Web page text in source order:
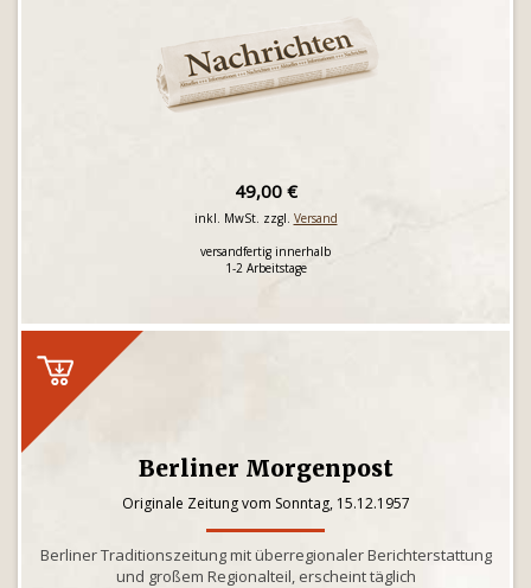
49,00 €
inkl. MwSt. zzgl. Versand
versandfertig innerhalb
1-2 Arbeitstage
Berliner Morgenpost
Originale Zeitung vom Sonntag, 15.12.1957
Berliner Traditionszeitung mit überregionaler Berichterstattung
und großem Regionalteil, erscheint täglich